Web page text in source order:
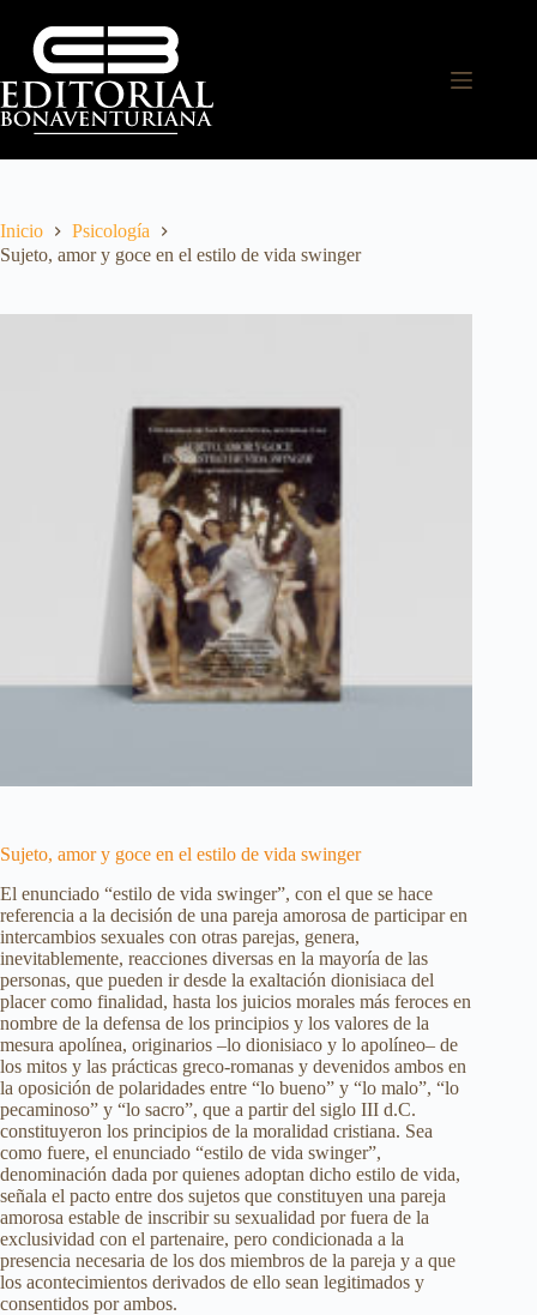
Inicio
Psicología
Sujeto, amor y goce en el estilo de vida swinger
Sujeto, amor y goce en el estilo de vida swinger
El enunciado “estilo de vida swinger”, con el que se hace
referencia a la decisión de una pareja amorosa de participar en
intercambios sexuales con otras parejas, genera,
inevitablemente, reacciones diversas en la mayoría de las
personas, que pueden ir desde la exaltación dionisiaca del
placer como finalidad, hasta los juicios morales más feroces en
nombre de la defensa de los principios y los valores de la
mesura apolínea, originarios –lo dionisiaco y lo apolíneo– de
los mitos y las prácticas greco-romanas y devenidos ambos en
la oposición de polaridades entre “lo bueno” y “lo malo”, “lo
pecaminoso” y “lo sacro”, que a partir del siglo III d.C.
constituyeron los principios de la moralidad cristiana. Sea
como fuere, el enunciado “estilo de vida swinger”,
denominación dada por quienes adoptan dicho estilo de vida,
señala el pacto entre dos sujetos que constituyen una pareja
amorosa estable de inscribir su sexualidad por fuera de la
exclusividad con el partenaire, pero condicionada a la
presencia necesaria de los dos miembros de la pareja y a que
los acontecimientos derivados de ello sean legitimados y
consentidos por ambos.